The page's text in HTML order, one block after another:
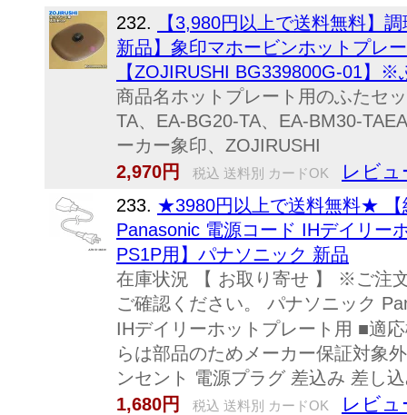
232.
【3,980円以上で送料無料】
新品】象印マホービンホットプレ
【ZOJIRUSHI BG339800G-01】
商品名ホットプレート用のふたセ
TA、EA-BG20-TA、EA-BM30-
ーカー象印、ZOJIRUSHI
2,970円
税込 送料別 カードOK レビュ
233. ★3980円以上で送料無料★ 【
Panasonic 電源コード IHデイリー
PS1P用】パナソニック 新品
在庫状況 【 お取り寄せ 】 ※ご注
ご確認ください。 パナソニック
IHデイリーホットプレート用 ■適
らは部品のためメーカー保証対象
ンセント 電源プラグ 差込み 差し
1,680円
税込 送料別 カードOK レビュ